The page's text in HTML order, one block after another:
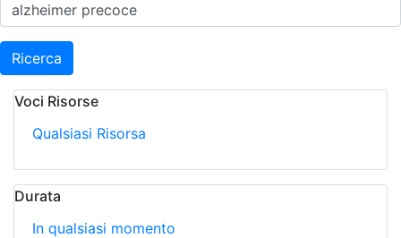
Ricerca
Voci Risorse
Qualsiasi Risorsa
Durata
In qualsiasi momento